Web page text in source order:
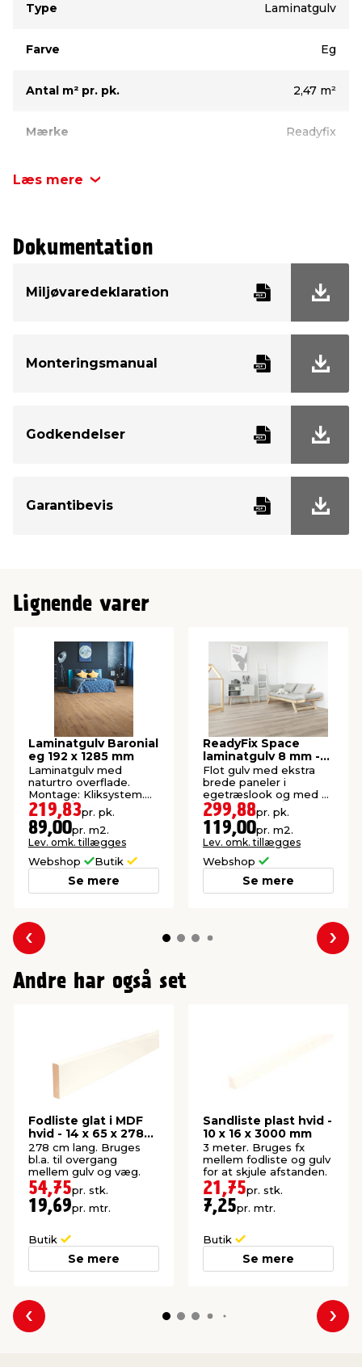
Type
Laminatgulv
Farve Eg
Antal m² pr. pk. 2,47 m²
Mærke Readyfix
Læs mere
Dokumentation
Miljøvaredeklaration
Monteringsmanual
Godkendelser
Garantibevis
Lignende varer
Laminatgulv Baronial
eg 192 x 1285 mm
Laminatgulv med
naturtro overflade.
Montage: Kliksystem.
2,47 m²/pk.
219,83pr. pk.
89,00pr. m2.
Lev. omk. tillægges
Webshop Butik
Se mere
ReadyFix Space
laminatgulv 8 mm -
Eg Montreux K651
Flot gulv med ekstra
brede paneler i
egetræslook og med V-
fuger. 2,52 m²/pk.
299,88pr. pk.
119,00pr. m2.
Lev. omk. tillægges
Webshop
Se mere
Forrige
Andre har også set
Fodliste glat i MDF
hvid - 14 x 65 x 2780
mm
278 cm lang. Bruges
bl.a. til overgang
mellem gulv og væg.
54,75pr. stk.
19,69pr. mtr.
Butik
Se mere
Sandliste plast hvid -
10 x 16 x 3000 mm
3 meter. Bruges fx
mellem fodliste og gulv
for at skjule afstanden.
21,75pr. stk.
7,25pr. mtr.
Butik
Se mere
Forrige